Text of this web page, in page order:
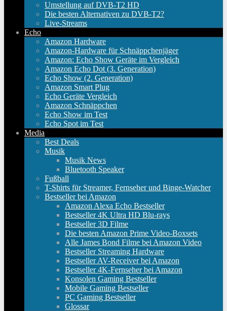
Umstellung auf DVB-T2 HD
Die besten Alternativen zu DVB-T2?
Live-Streams
Echo
Amazon Hardware
Amazon-Hardware für Schnäppchenjäger
Amazon: Echo Show Geräte im Vergleich
Amazon Echo Dot (3. Generation)
Echo Show (2. Generation)
Amazon Smart Plug
Echo Geräte Vergleich
Amazon Schnäppchen
Echo Show im Test
Echo Spot im Test
Media
Best Deals
Musik
Musik News
Bluetooth Speaker
Fußball
T-Shirts für Streamer, Fernseher und Binge-Watcher
Bestseller bei Amazon
Amazon Alexa Echo Bestseller
Bestseller 4K Ultra HD Blu-rays
Bestseller 3D Filme
Die besten Amazon Prime Video-Boxsets
Alle James Bond Filme bei Amazon Video
Bestseller Streaming Hardware
Bestseller AV-Receiver bei Amazon
Bestseller 4K-Fernseher bei Amazon
Konsolen Gaming Bestseller
Mobile Gaming Bestseller
PC Gaming Bestseller
Glossar